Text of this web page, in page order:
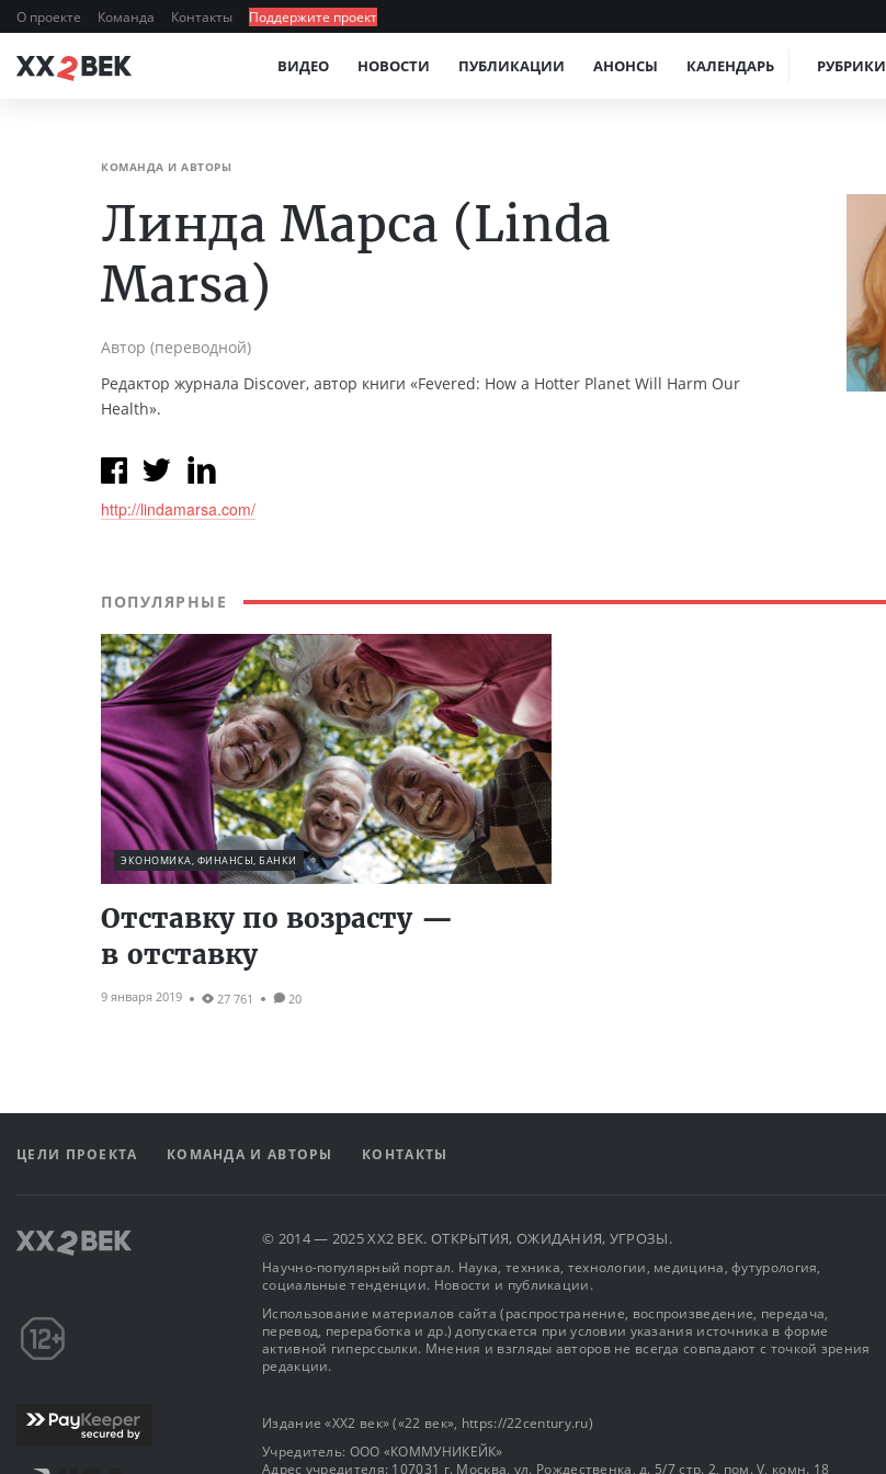
О проекте Команда Контакты Поддержите проект
ВИДЕО НОВОСТИ ПУБЛИКАЦИИ АНОНСЫ КАЛЕНДАРЬ РУБРИКИ
КОМАНДА И АВТОРЫ
Линда Марса (Linda
Marsa)
Автор (переводной)
Редактор журнала Discover, автор книги «Fevered: How a Hotter Planet Will Harm Our
Health».
http://lindamarsa.com/
ПОПУЛЯРНЫЕ
ЭКОНОМИКА, ФИНАНСЫ, БАНКИ
Отставку по возрасту —
в отставку
9 января 2019 27 761 20
ЦЕЛИ ПРОЕКТА КОМАНДА И АВТОРЫ КОНТАКТЫ
© 2014 — 2025 XX2 ВЕК. ОТКРЫТИЯ, ОЖИДАНИЯ, УГРОЗЫ.
Научно-популярный портал. Наука, техника, технологии, медицина, футурология,
социальные тенденции. Новости и публикации.
Использование материалов сайта (распространение, воспроизведение, передача,
перевод, переработка и др.) допускается при условии указания источника в форме
активной гиперссылки. Мнения и взгляды авторов не всегда совпадают с точкой зрения
редакции.
Издание «XX2 век» («22 век», https://22century.ru)
Учредитель: OOO «КОММУНИКЕЙК»
Адрес учредителя: 107031 г. Москва, ул. Рождественка, д. 5/7 стр. 2, пом. V, комн. 18